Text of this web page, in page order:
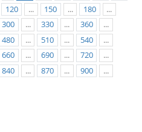
120 ... 150 ... 180
...
300 ... 330 ... 360
...
480 ... 510 ... 540
...
660 ... 690 ... 720
...
840 ... 870 ... 900
...